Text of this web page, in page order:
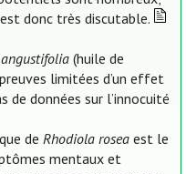
donc très discutable.
(huile de
limitées d’un effet
de données sur l’innocuité
de Rhodiola roseaest le
mentaux et